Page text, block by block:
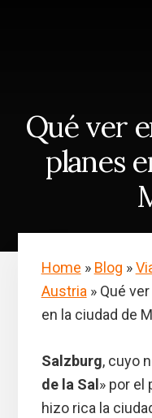
Qué ver
planes
Home » Blog »
Austria» Qué
en la ciudad de
Salzburg, cuyo
de la Sal » por el
hizo rica la